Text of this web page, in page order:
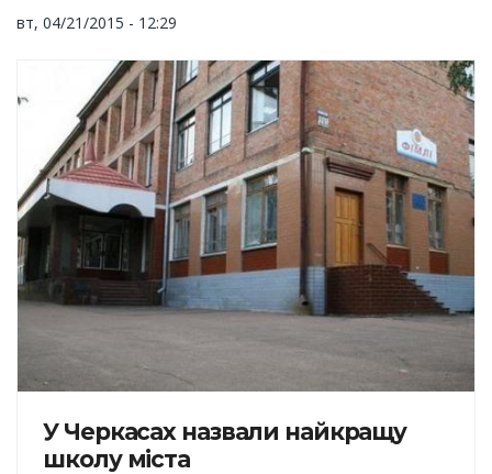
вт, 04/21/2015 - 12:29
У Черкасах назвали найкращу
школу міста